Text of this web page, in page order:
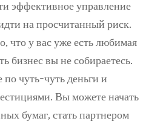
эффективное управление
на просчитанный риск.
что у вас уже есть любимая
бизнес вы не собираетесь.
по чуть-чуть деньги и
Вы можете начать
бумаг, стать партнером